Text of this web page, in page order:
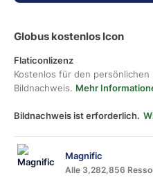
Globus kostenlos Icon
Flaticonlizenz
Kostenlos für den
Bildnachweis. Mehr
Bildnachweis ist erforderlich.
Magnific
Alle 3,282,856